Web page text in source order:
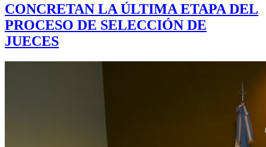
CONCRETAN LA ÚLTIMA ETAPA DEL
PROCESO DE SELECCIÓN DE
JUECES